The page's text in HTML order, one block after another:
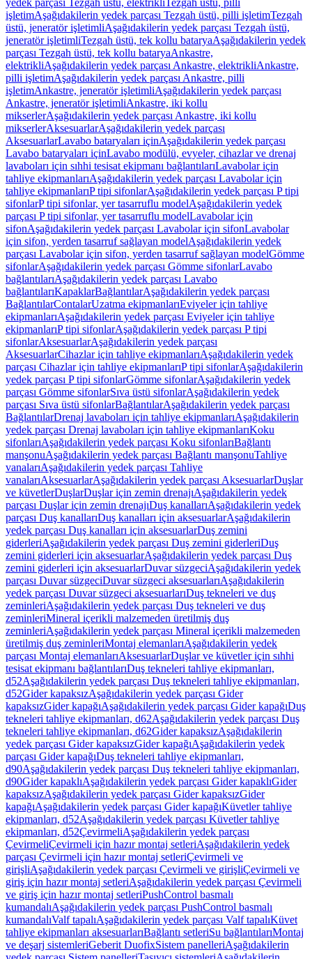
yedek parçası Tezgah üstü, elektrikli Tezgah üstü, pilli
işletimAşağıdakilerin yedek parçası Tezgah üstü, pilli işletimTezgah
üstü, jeneratör işletimliAşağıdakilerin yedek parçası Tezgah üstü,
jeneratör işletimliTezgah üstü, tek kollu bataryaAşağıdakilerin yedek
parçası Tezgah üstü, tek kollu bataryaAnkastre,
elektrikliAşağıdakilerin yedek parçası Ankastre, elektrikliAnkastre,
pilli işletimAşağıdakilerin yedek parçası Ankastre, pilli
işletimAnkastre, jeneratör işletimliAşağıdakilerin yedek parçası
Ankastre, jeneratör işletimliAnkastre, iki kollu
mikserlerAşağıdakilerin yedek parçası Ankastre, iki kollu
mikserlerAksesuarlarAşağıdakilerin yedek parçası
AksesuarlarLavabo bataryaları içinAşağıdakilerin yedek parçası
Lavabo bataryaları içinLavabo modülü, evyeler, cihazlar ve drenaj
lavaboları için sıhhi tesisat ekipmanı bağlantılarıLavabolar için
tahliye ekipmanlarıAşağıdakilerin yedek parçası Lavabolar için
tahliye ekipmanlarıP tipi sifonlarAşağıdakilerin yedek parçası P tipi
sifonlarP tipi sifonlar, yer tasarruflu modelAşağıdakilerin yedek
parçası P tipi sifonlar, yer tasarruflu modelLavabolar için
sifonAşağıdakilerin yedek parçası Lavabolar için sifonLavabolar
için sifon, yerden tasarruf sağlayan modelAşağıdakilerin yedek
parçası Lavabolar için sifon, yerden tasarruf sağlayan modelGömme
sifonlarAşağıdakilerin yedek parçası Gömme sifonlarLavabo
bağlantılarıAşağıdakilerin yedek parçası Lavabo
bağlantılarıKapaklarBağlantılarAşağıdakilerin yedek parçası
BağlantılarContalarUzatma ekipmanlarıEviyeler için tahliye
ekipmanlarıAşağıdakilerin yedek parçası Eviyeler için tahliye
ekipmanlarıP tipi sifonlarAşağıdakilerin yedek parçası P tipi
sifonlarAksesuarlarAşağıdakilerin yedek parçası
AksesuarlarCihazlar için tahliye ekipmanlarıAşağıdakilerin yedek
parçası Cihazlar için tahliye ekipmanlarıP tipi sifonlarAşağıdakilerin
yedek parçası P tipi sifonlarGömme sifonlarAşağıdakilerin yedek
parçası Gömme sifonlarSıva üstü sifonlarAşağıdakilerin yedek
parçası Sıva üstü sifonlarBağlantılarAşağıdakilerin yedek parçası
BağlantılarDrenaj lavaboları için tahliye ekipmanlarıAşağıdakilerin
yedek parçası Drenaj lavaboları için tahliye ekipmanlarıKoku
sifonlarıAşağıdakilerin yedek parçası Koku sifonlarıBağlantı
manşonuAşağıdakilerin yedek parçası Bağlantı manşonuTahliye
vanalarıAşağıdakilerin yedek parçası Tahliye
vanalarıAksesuarlarAşağıdakilerin yedek parçası AksesuarlarDuşlar
ve küvetlerDuşlarDuşlar için zemin drenajıAşağıdakilerin yedek
parçası Duşlar için zemin drenajıDuş kanallarıAşağıdakilerin yedek
parçası Duş kanallarıDuş kanalları için aksesuarlarAşağıdakilerin
yedek parçası Duş kanalları için aksesuarlarDuş zemini
giderleriAşağıdakilerin yedek parçası Duş zemini giderleriDuş
zemini giderleri için aksesuarlarAşağıdakilerin yedek parçası Duş
zemini giderleri için aksesuarlarDuvar süzgeciAşağıdakilerin yedek
parçası Duvar süzgeciDuvar süzgeci aksesuarlarıAşağıdakilerin
yedek parçası Duvar süzgeci aksesuarlarıDuş tekneleri ve duş
zeminleriAşağıdakilerin yedek parçası Duş tekneleri ve duş
zeminleriMineral içerikli malzemeden üretilmiş duş
zeminleriAşağıdakilerin yedek parçası Mineral içerikli malzemeden
üretilmiş duş zeminleriMontaj elemanlarıAşağıdakilerin yedek
parçası Montaj elemanlarıAksesuarlarDuşlar ve küvetler için sıhhi
tesisat ekipmanı bağlantılarıDuş tekneleri tahliye ekipmanları,
d52Aşağıdakilerin yedek parçası Duş tekneleri tahliye ekipmanları,
d52Gider kapaksızAşağıdakilerin yedek parçası Gider
kapaksızGider kapağıAşağıdakilerin yedek parçası Gider kapağıDuş
tekneleri tahliye ekipmanları, d62Aşağıdakilerin yedek parçası Duş
tekneleri tahliye ekipmanları, d62Gider kapaksızAşağıdakilerin
yedek parçası Gider kapaksızGider kapağıAşağıdakilerin yedek
parçası Gider kapağıDuş tekneleri tahliye ekipmanları,
d90Aşağıdakilerin yedek parçası Duş tekneleri tahliye ekipmanları,
d90Gider kapaklıAşağıdakilerin yedek parçası Gider kapaklıGider
kapaksızAşağıdakilerin yedek parçası Gider kapaksızGider
kapağıAşağıdakilerin yedek parçası Gider kapağıKüvetler tahliye
ekipmanları, d52Aşağıdakilerin yedek parçası Küvetler tahliye
ekipmanları, d52ÇevirmeliAşağıdakilerin yedek parçası
ÇevirmeliÇevirmeli için hazır montaj setleriAşağıdakilerin yedek
parçası Çevirmeli için hazır montaj setleriÇevirmeli ve
girişliAşağıdakilerin yedek parçası Çevirmeli ve girişliÇevirmeli ve
giriş için hazır montaj setleriAşağıdakilerin yedek parçası Çevirmeli
ve giriş için hazır montaj setleriPushControl basmalı
kumandalıAşağıdakilerin yedek parçası PushControl basmalı
kumandalıValf tapalıAşağıdakilerin yedek parçası Valf tapalıKüvet
tahliye ekipmanları aksesuarlarıBağlantı setleriSu bağlantılarıMontaj
ve deşarj sistemleriGeberit DuofixSistem panelleriAşağıdakilerin